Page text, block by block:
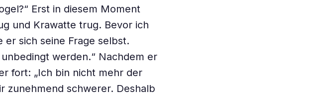
Erst in diesem Moment
und Krawatte trug. Bevor ich
sich seine Frage selbst.
werden.“ Nachdem er
fort: „Ich bin nicht mehr der
zunehmend schwerer. Deshalb